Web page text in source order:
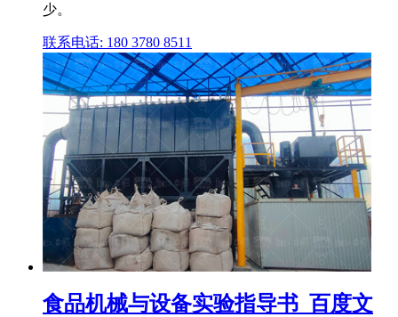
少。
联系电话: 180 3780 8511
食品机械与设备实验指导书_百度文